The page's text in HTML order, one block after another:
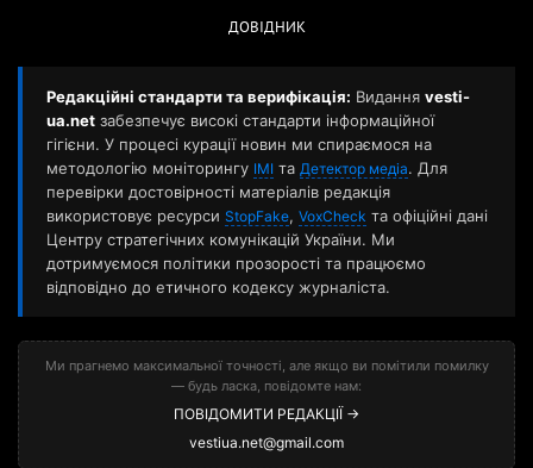
ДОВІДНИК
Редакційні стандарти та верифікація: Видання vesti-
ua.net забезпечує високі стандарти інформаційної
гігієни. У процесі курації новин ми спираємося на
методологію моніторингу ІМІ та Детектор медіа. Для
перевірки достовірності матеріалів редакція
використовує ресурси StopFake, VoxCheck та офіційні дані
Центру стратегічних комунікацій України. Ми
дотримуємося політики прозорості та працюємо
відповідно до етичного кодексу журналіста.
Ми прагнемо максимальної точності, але якщо ви помітили помилку
— будь ласка, повідомте нам:
ПОВІДОМИТИ РЕДАКЦІЇ →
vestiua.net@gmail.com